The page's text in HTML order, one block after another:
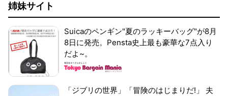
姉妹サイト
Suicaのペンギン"夏のラッキーバッグ"が8月
8日に発売。Pensta史上最も豪華な7点入り
だよ~。
「ジブリの世界」「冒険のはじまりだ!」 夫